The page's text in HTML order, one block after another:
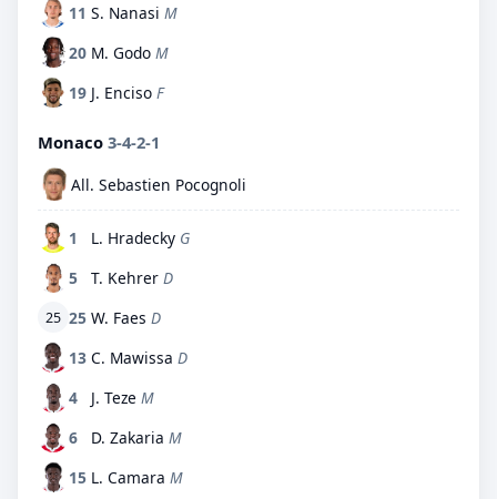
11 S. Nanasi M
20 M. Godo M
19 J. Enciso F
Monaco 3-4-2-1
All. Sebastien Pocognoli
1 L. Hradecky G
5
T. Kehrer D
25 25 W. Faes D
13 C. Mawissa D
4
J. Teze M
6
D. Zakaria M
15 L. Camara M